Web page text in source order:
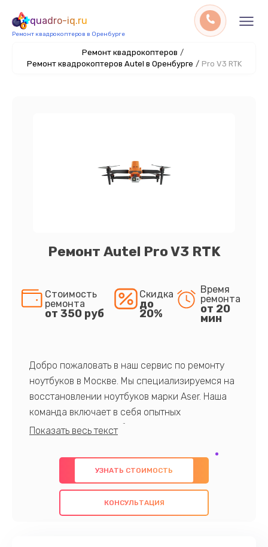
quadro-iq.ru
Ремонт квадрокоптеров в Оренбурге
Ремонт квадрокоптеров /
Ремонт квадрокоптеров Autel в Оренбурге / Pro V3 RTK
Ремонт Autel Pro V3 RTK
Стоимость
ремонта
от 350 руб
Скидка
до
20%
Время
ремонта
от 20
мин
Добро пожаловать в наш сервис по ремонту
ноутбуков в Москве. Мы специализируемся на
восстановлении ноутбуков марки Aser. Наша
команда включает в себя опытных
профессионалов с обширными знаниями и
предлагаем быстрый и качественный ремонт с
использованием оригинальных компонентов, а
также гарантируем качество всех
проведенных работ. Наша цель - предоставить
УЗНАТЬ СТОИМОСТЬ
КОНСУЛЬТАЦИЯ